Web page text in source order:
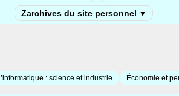
Zarchives du site personnel ▼
: science et industrie Économie et